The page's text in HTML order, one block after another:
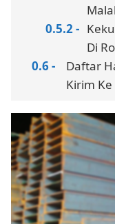
Di
Daftar
Kirim